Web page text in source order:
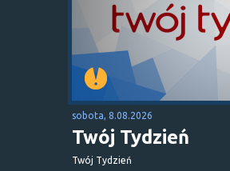
sobota, 8.08.2026
Twój Tydzień
Twój Tydzień